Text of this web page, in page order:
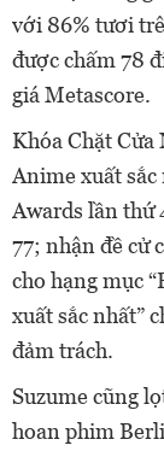
với 86% tươi
được chấm 78
giá Metascore.
Khóa Chặt Cửa
Anime xuất
Awards lần thứ
77; nhận đề cử
cho hạng mục
xuất sắc nhất”
đảm trách.
Suzume cũng
hoan phim